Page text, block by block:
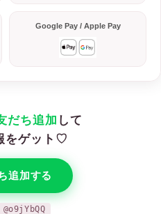
Google Pay / Apple Pay
だち追加 して
をゲット♡
追加する
@o9jYbQQ